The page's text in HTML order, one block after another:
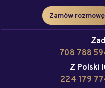
Zamów rozmowę
708 788
Z Polski
224 179